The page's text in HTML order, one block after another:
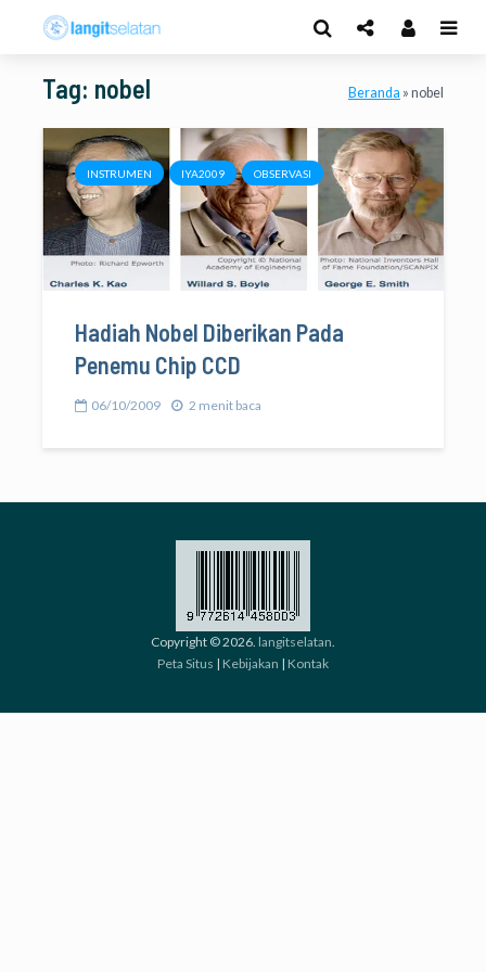
Tag: nobel Beranda » nobel
INSTRUMEN IYA2009 OBSERVASI
Hadiah Nobel Diberikan Pada
Penemu Chip CCD
06/10/2009 2 menit baca
Copyright © 2026. langitselatan
Peta Situs | Kebijakan | Kontak